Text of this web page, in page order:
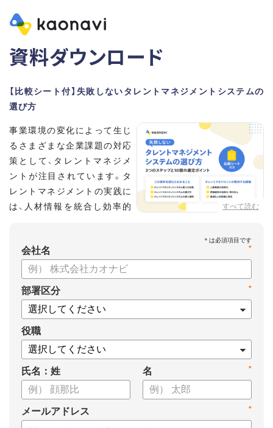
資料ダウンロード
【比較シート付】失敗しないタレントマネジメントシステムの
選び方
すべて読む
事業環境の変化によって生じ
るさまざまな企業課題の対応
策として、タレントマネジメ
ントが注目されています。タ
レントマネジメントの実践に
は、人材情報を統合し効率的
・タレントマネジメントが必要な企業の特徴
・タレントマネジメントシステム導入を検討する際の10個の選
定ポイント
・システム導入までの3つのステップ
についてまとめています。ぜひお役立てください。
*
会社名
*
部署区分
役職
氏名：姓 *
名
*
メールアドレス